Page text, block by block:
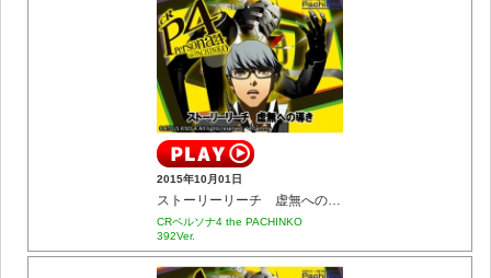
2015年10月01日
ストーリーリーチ 虚無への導き
CRペルソナ4 the PACHINKO
392Ver.